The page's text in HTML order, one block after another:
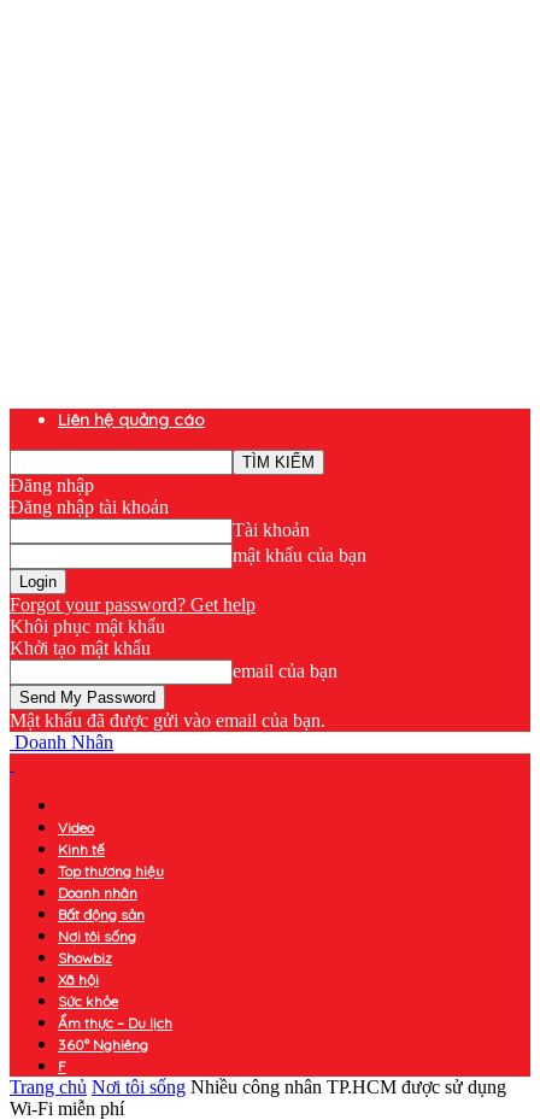
Liên hệ quảng cáo
Đăng nhập
Đăng nhập tài khoản
Tài khoản
mật khẩu của bạn
Forgot your password? Get help
Khôi phục mật khẩu
Khởi tạo mật khẩu
email của bạn
Mật khẩu đã được gửi vào email của bạn.
Doanh Nhân
Video
Kinh tế
Top thương hiệu
Doanh nhân
Bất động sản
Nơi tôi sống
Showbiz
Xã hội
Sức khỏe
Ẩm thực – Du lịch
360° Nghiêng
F
Trang chủ Nơi tôi sống Nhiều công nhân TP.HCM được sử dụng
Wi-Fi miễn phí